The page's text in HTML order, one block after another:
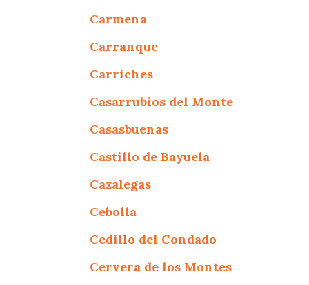
Carmena
Carranque
Carriches
Casarrubios del Monte
Casasbuenas
Castillo de Bayuela
Cazalegas
Cebolla
Cedillo del Condado
Cervera de los Montes